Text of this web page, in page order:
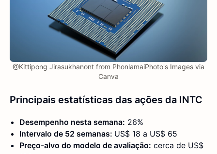
@Kittipong Jirasukhanont from PhonlamaiPhoto's Images via
Canva
Principais estatísticas das ações da INTC
Desempenho nesta semana: 26%
Intervalo de 52 semanas: US$ 18 a US$ 65
Preço-alvo do modelo de avaliação: cerca de US$